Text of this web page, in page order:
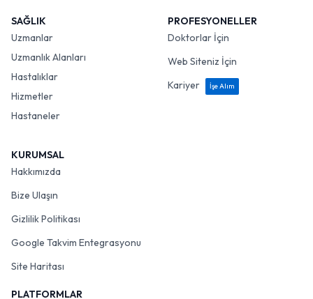
SAĞLIK
Uzmanlar
Uzmanlık Alanları
Hastalıklar
Hizmetler
Hastaneler
PROFESYONELLER
Doktorlar İçin
Web Siteniz İçin
Kariyer
İşe Alım
KURUMSAL
Hakkımızda
Bize Ulaşın
Gizlilik Politikası
Google Takvim Entegrasyonu
Site Haritası
PLATFORMLAR